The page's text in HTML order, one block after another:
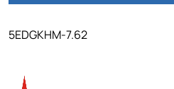
5EDGKHM-7.62